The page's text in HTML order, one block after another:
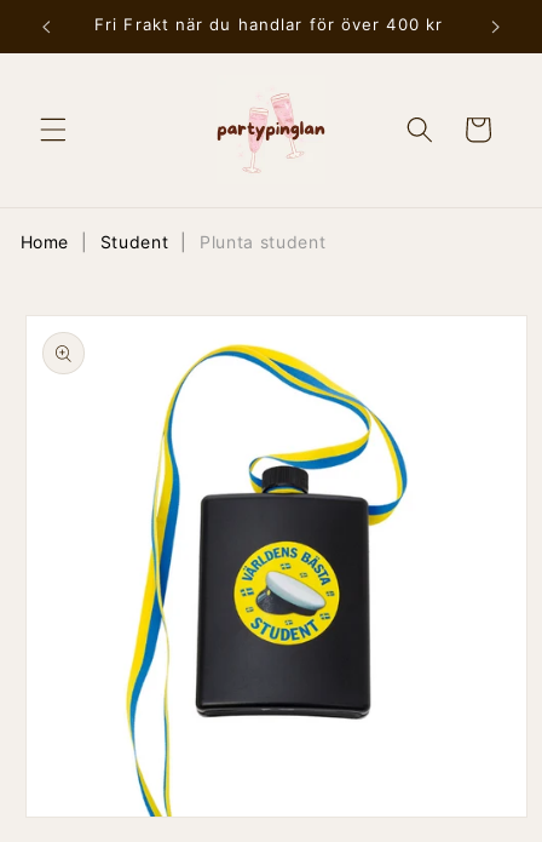
vidare
till
Fri Frakt när du handlar för över 400 kr
Varukorg
Home Student Plunta student